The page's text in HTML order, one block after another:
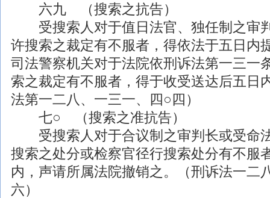
六九 （搜索之抗告）
受搜索人对于值日法官、独任制之审
许搜索之裁定有不服者，得依法于五日内
司法警察机关对于法院依刑诉法第一三一
索之裁定有不服者，得于收受送达后五日
法第一二八、一三一、四○四）
七○ （搜索之准抗告）
受搜索人对于合议制之审判长或受命
搜索之处分或检察官径行搜索处分有不服
内，声请所属法院撤销之。（刑诉法一二
六）